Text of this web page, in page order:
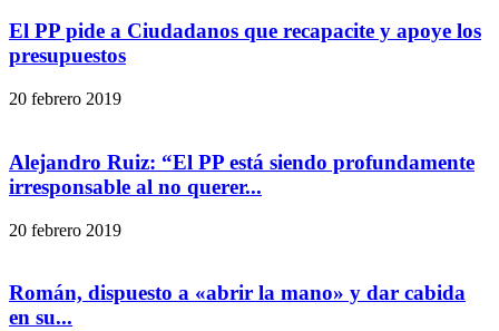
El PP pide a Ciudadanos que recapacite y apoye los
presupuestos
20 febrero 2019
Alejandro Ruiz: “El PP está siendo profundamente
irresponsable al no querer...
20 febrero 2019
Román, dispuesto a «abrir la mano» y dar cabida
en su...